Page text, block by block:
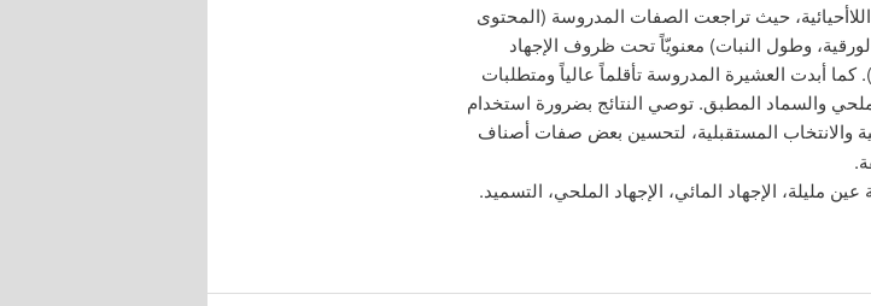
حيث تراجعت الصفات المدروسة (المحتوى
وطول النبات) معنويّاً تحت ظروف الإجهاد
الحقلية). كما أبدت العشيرة المدروسة تأقلماً عالياً ومتطلبات
والسماد المطبق. توصي النتائج بضرورة استخدام
والانتخاب المستقبلية، لتحسين بعض صفات أصناف
مليلة، الإجهاد المائي، الإجهاد الملحي، التسميد.